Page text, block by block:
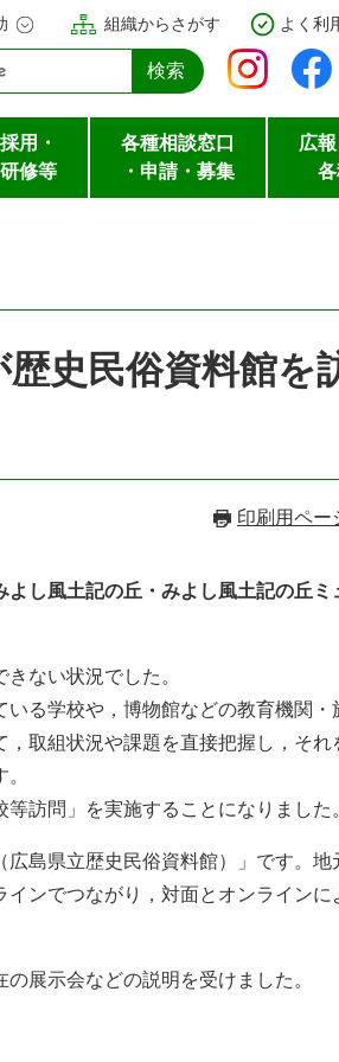
組織からさがす よく利
用・
修等
各種相談窓口
・申請・募集
広報
史民俗資料館を
印刷用ペー
し風土記の丘・みよし風土記の丘ミ
ない状況でした。
る学校や，博物館などの教育機関・
取組状況や課題を直接把握し，それ
訪問」を実施することになりました
島県立歴史民俗資料館）」です。地
ンでつながり，対面とオンラインに
展示会などの説明を受けました。